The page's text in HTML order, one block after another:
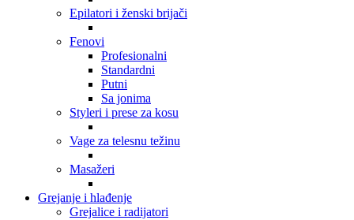
Epilatori i ženski brijači
Fenovi
Profesionalni
Standardni
Putni
Sa jonima
Styleri i prese za kosu
Vage za telesnu težinu
Masažeri
Grejanje i hlađenje
Grejalice i radijatori